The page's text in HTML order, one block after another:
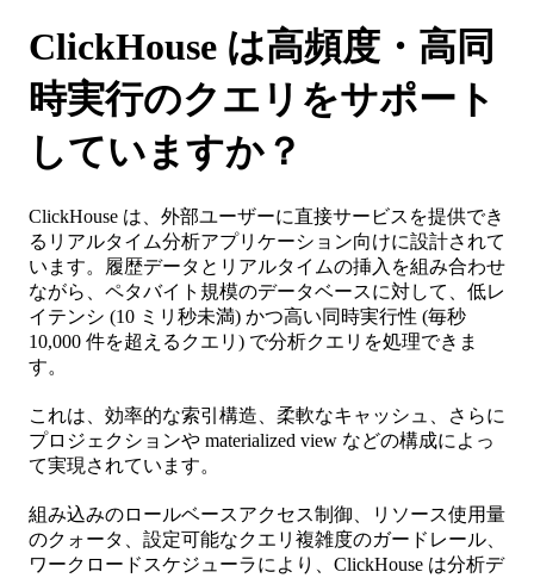
ClickHouse は高頻度・高同
時実行のクエリをサポート
していますか？
ClickHouse は、外部ユーザーに直接サービスを提供でき
るリアルタイム分析アプリケーション向けに設計されて
います。履歴データとリアルタイムの挿入を組み合わせ
ながら、ペタバイト規模のデータベースに対して、低レ
イテンシ (10 ミリ秒未満) かつ高い同時実行性 (毎秒
10,000 件を超えるクエリ) で分析クエリを処理できま
す。
これは、効率的な索引構造、柔軟なキャッシュ、さらに
プロジェクションや materialized view などの構成によっ
て実現されています。
組み込みのロールベースアクセス制御、リソース使用量
のクォータ、設定可能なクエリ複雑度のガードレール、
ワークロードスケジューラにより、ClickHouse は分析デ